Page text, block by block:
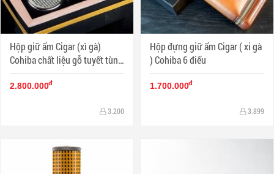
Hộp giữ ẩm Cigar (xì gà)
Cohiba chất liệu gỗ tuyết tùng
có đồng hồ đo độ ẩm
2.800.000đ
3.200
Hộp đựng giữ ẩm Cigar ( xi gà
) Cohiba 6 điếu
1.700.000đ
3.899